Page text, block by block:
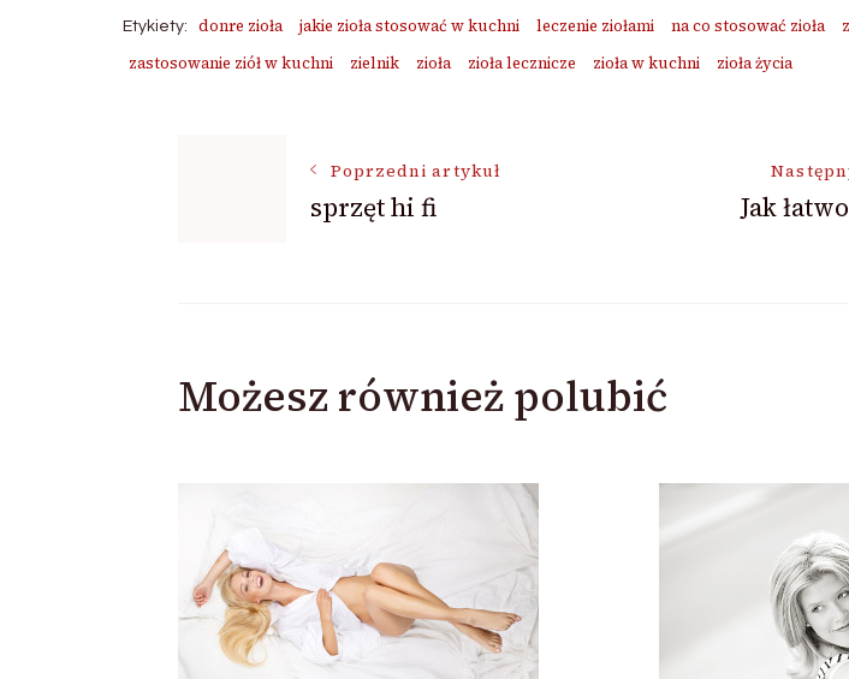
Etykiety: donre zioła jakie zioła stosować w kuchni leczenie ziołami na co stosować zioła
zastosowanie ziół w kuchni
zielnik zioła zioła lecznicze zioła w kuchni zioła życia
NawigacjaPoprzedni artykuł
sprzęt hi fi Jak
Możesz również polubić